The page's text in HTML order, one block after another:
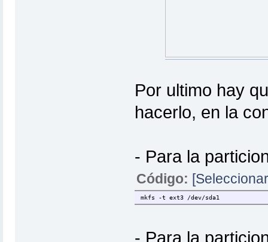
Por ultimo hay
hacerlo, en la
- Para la
Código:
mkfs -t ext3 /dev/sda1
- Para la